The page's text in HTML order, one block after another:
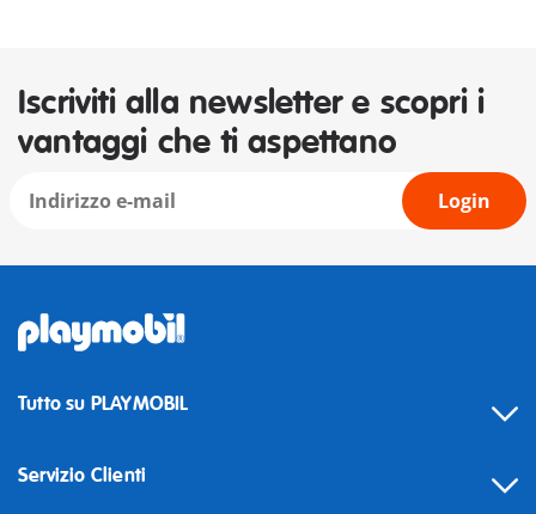
Iscriviti alla newsletter e scopri i
vantaggi che ti aspettano
Login
Tutto su PLAYMOBIL
Servizio Clienti